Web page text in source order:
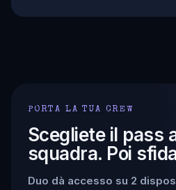
PORTA LA TUA CREW
Scegliete il pass
squadra. Poi
Duo dà accesso su 2